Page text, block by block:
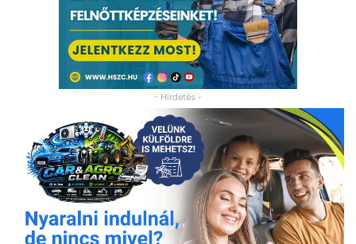
- Hirdetés -